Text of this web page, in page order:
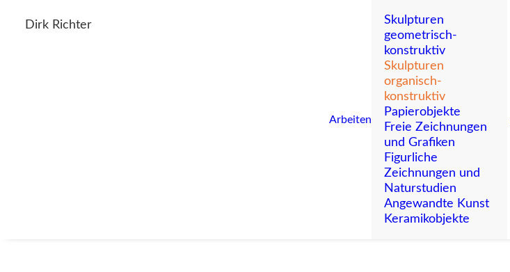
Dirk Richter
Arbeiten
Skulpturen
geometrisch-
konstruktiv
Skulpturen
organisch-
konstruktiv
Papierobjekte
Freie Zeichnungen
und Grafiken
Figurliche
Zeichnungen und
Naturstudien
Angewandte Kunst
Keramikobjekte
/ Skulpturen organisch-konstruktiv